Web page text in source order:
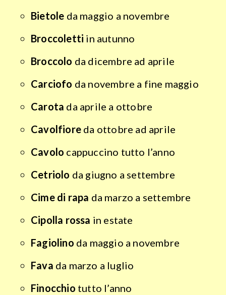
Bietole da maggio a novembre
Broccoletti in autunno
Broccolo da dicembre ad aprile
Carciofo da novembre a fine maggio
Carota da aprile a ottobre
Cavolfiore da ottobre ad aprile
Cavolo cappuccino tutto l’anno
Cetriolo da giugno a settembre
Cime di rapa da marzo a settembre
Cipolla rossa in estate
Fagiolino da maggio a novembre
Fava da marzo a luglio
Finocchio tutto l’anno